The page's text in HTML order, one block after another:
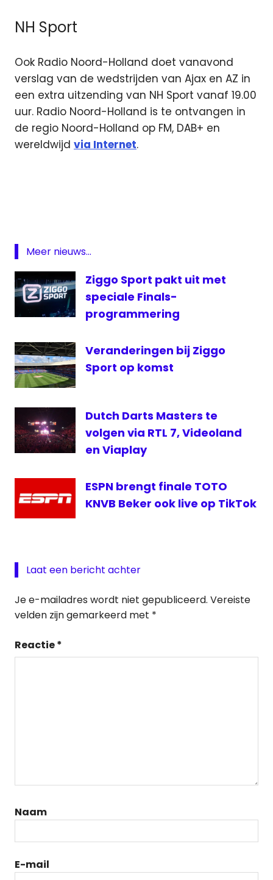
NH Sport
Ook Radio Noord-Holland doet vanavond
verslag van de wedstrijden van Ajax en AZ in
een extra uitzending van NH Sport vanaf 19.00
uur. Radio Noord-Holland is te ontvangen in
de regio Noord-Holland op FM, DAB+ en
wereldwijd via Internet.
live
Celtic
- Ajax
live
Europa
Radio
1 live
RTL
Meer nieuws...
Ziggo Sport pakt uit met
speciale Finals-
programmering
Veranderingen bij Ziggo
Sport op komst
Dutch Darts Masters te
volgen via RTL 7, Videoland
en Viaplay
ESPN brengt finale TOTO
KNVB Beker ook live op TikTok
Laat een bericht achter
Je e-mailadres wordt niet gepubliceerd. Vereiste
velden zijn gemarkeerd met *
Reactie*
Naam
E-mail